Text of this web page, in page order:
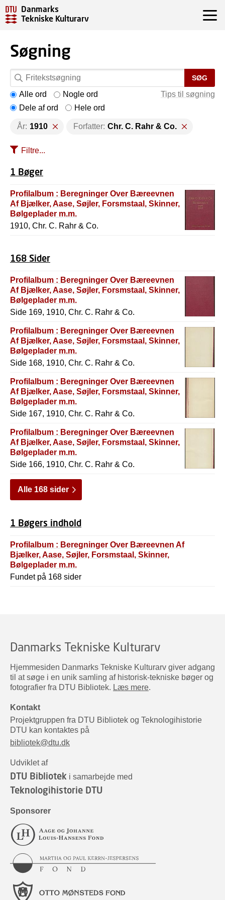
Danmarks
Tekniske Kulturarv
Søgning
SØG
Tips til søgning
Alle ord
Nogle ord
Dele af ord
Hele ord
År: 1910 Forfatter: Chr. C. Rahr & Co.
Filtre...
1 Bøger
Profilalbum : Beregninger Over Bæreevnen
Af Bjælker, Aase, Søjler, Forsmstaal, Skinner,
Bølgeplader m.m.
1910, Chr. C. Rahr & Co.
168 Sider
Profilalbum : Beregninger Over Bæreevnen
Af Bjælker, Aase, Søjler, Forsmstaal, Skinner,
Bølgeplader m.m.
Side 169, 1910, Chr. C. Rahr & Co.
Profilalbum : Beregninger Over Bæreevnen
Af Bjælker, Aase, Søjler, Forsmstaal, Skinner,
Bølgeplader m.m.
Side 168, 1910, Chr. C. Rahr & Co.
Profilalbum : Beregninger Over Bæreevnen
Af Bjælker, Aase, Søjler, Forsmstaal, Skinner,
Bølgeplader m.m.
Side 167, 1910, Chr. C. Rahr & Co.
Profilalbum : Beregninger Over Bæreevnen
Af Bjælker, Aase, Søjler, Forsmstaal, Skinner,
Bølgeplader m.m.
Side 166, 1910, Chr. C. Rahr & Co.
Alle 168 sider
1 Bøgers indhold
Profilalbum : Beregninger Over Bæreevnen Af
Bjælker, Aase, Søjler, Forsmstaal, Skinner,
Bølgeplader m.m.
Fundet på 168 sider
Danmarks Tekniske Kulturarv
Hjemmesiden Danmarks Tekniske Kulturarv giver adgang
til at søge i en unik samling af historisk-tekniske bøger og
fotografier fra DTU Bibliotek. Læs mere.
Kontakt
Projektgruppen fra DTU Bibliotek og Teknologihistorie
DTU kan kontaktes på
bibliotek@dtu.dk
Udviklet af
DTU Bibliotek i samarbejde med
Teknologihistorie DTU
Sponsorer